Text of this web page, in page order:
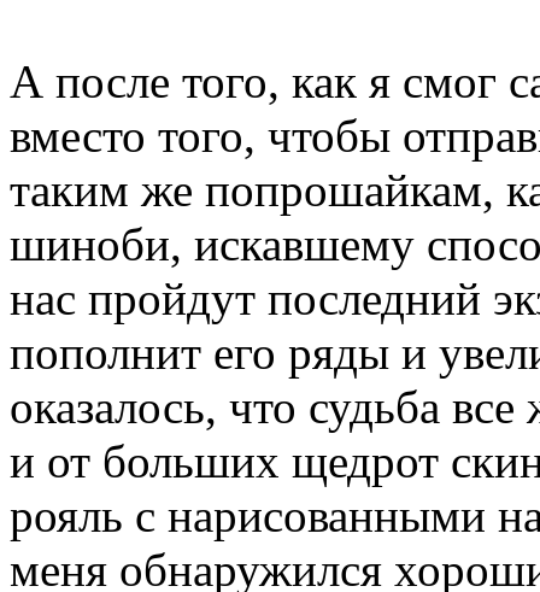
А после того, как я смог
вместо того, чтобы
таким же попрошайкам,
шиноби, искавшему
нас пройдут последний
пополнит его ряды и
оказалось, что судьба
и от больших щедрот
рояль с нарисованными
меня обнаружился